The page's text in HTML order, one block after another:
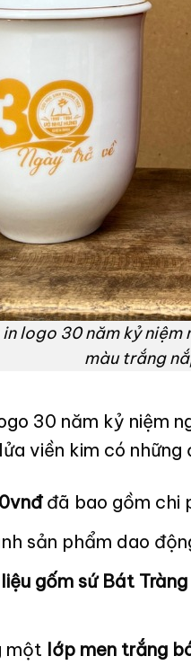
logo 30 năm kỷ
màu trắng
30 năm kỷ niệm
viền kim có
đã bao gồm chi
sản phẩm dao
gốm sứ Bát Tràng
một lớp men trắng